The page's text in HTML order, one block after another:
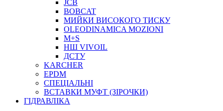
ФІЛЬТРИ ДЛЯ ПАЛЬНОГО
ПІДДОНИ ДЛЯ БОЧОК
МОДУЛЬНІ АЗС
МЕТРОЛОГІЧНЕ ОБЛАДНАННЯ
ЛІЧИЛЬНИКИ І ВИТРАТОМІРИ ДЛЯ ПАЛЬНОГО
КОТУШКИ ДЛЯ ШЛАНГІВ
JCB
BOBCAT
МИЙКИ ВИСОКОГО ТИСКУ
OLEODINAMICA MOZIONI
M+S
НШ VIVOIL
ДСТУ
KARCHER
EPDM
СПЕЦІАЛЬНІ
ВСТАВКИ МУФТ (ЗІРОЧКИ)
ГІДРАВЛІКА